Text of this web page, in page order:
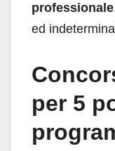
professionale
ed
per 5